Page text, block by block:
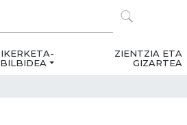
IKERKETA-
ZIENTZIA ETA
GIZARTEA